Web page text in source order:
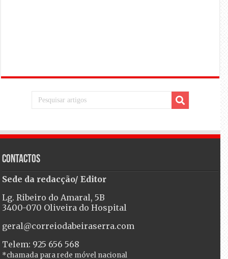
Contactos
Sede da redacção/ Editor
Lg. Ribeiro do Amaral, 5B
3400-070 Oliveira do Hospital
geral@correiodabeiraserra.com
Telem: 925 656 568
*chamada para rede móvel nacional